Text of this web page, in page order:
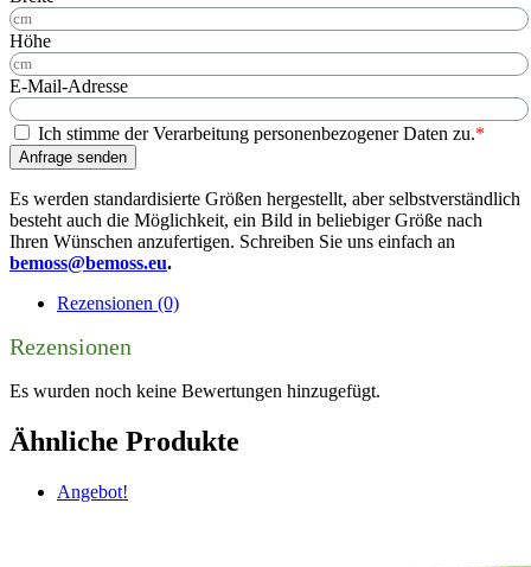
Höhe
E-Mail-Adresse
Ich stimme der Verarbeitung personenbezogener Daten zu.*
Anfrage senden
Es werden standardisierte Größen hergestellt, aber selbstverständlich
besteht auch die Möglichkeit, ein Bild in beliebiger Größe nach
Ihren Wünschen anzufertigen. Schreiben Sie uns einfach an
bemoss@bemoss.eu.
Rezensionen (0)
Rezensionen
Es wurden noch keine Bewertungen hinzugefügt.
Ähnliche Produkte
Angebot!